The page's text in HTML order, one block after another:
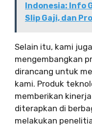
Indonesia: Info
Slip Gaji, dan
Selain itu, kami
mengembangkan
dirancang untuk
kami. Produk
memberikan
diterapkan di
melakukan